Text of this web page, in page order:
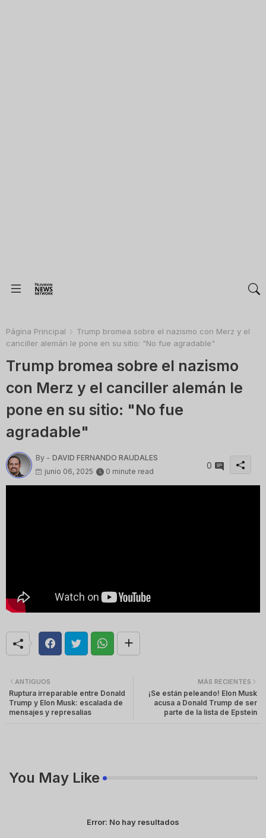
Página Principal
Trump bromea sobre el nazismo con Merz y el
canciller alemán le pone en su sitio: "No fue agradable"
Trump bromea sobre el nazismo
con Merz y el canciller alemán le
pone en su sitio: "No fue
agradable"
By - DAVID FERNANDO RAUDALES
junio 06, 2025
0 minute read
0
MÁS RECIENTES
¡Se están peleando! Elon Musk
acusa a Donald Trump de ser
parte de la lista de Epstein
ANTIGUOS
Ruptura irreparable entre Donald
Trump y Elon Musk: escalada de
mensajes y represalias
You May Like
Error: No hay resultados